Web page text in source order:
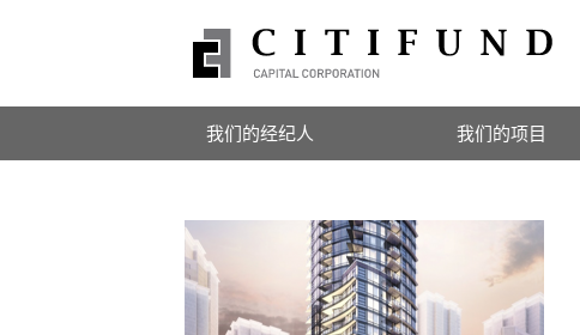
我们的经纪人 我们的项目